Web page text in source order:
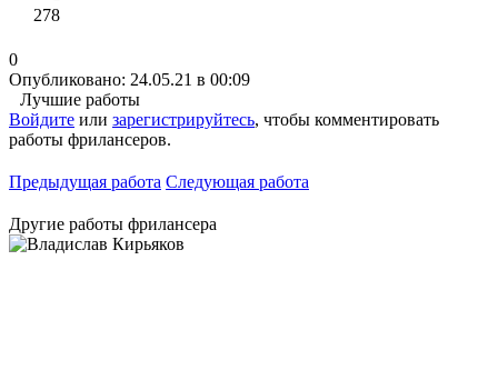
278
0
Опубликовано: 24.05.21 в 00:09
Лучшие работы
Войдите или зарегистрируйтесь, чтобы комментировать
работы фрилансеров.
Предыдущая работа Следующая работа
Другие работы фрилансера